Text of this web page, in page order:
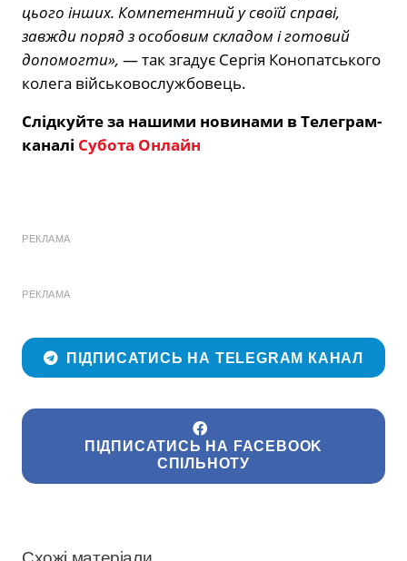
цього інших. Компетентний у своїй справі,
завжди поряд з особовим складом і готовий
допомогти», — так згадує Сергія Конопатського
колега військовослужбовець.
Слідкуйте за нашими новинами в Телеграм-
каналі Субота Онлайн
РЕКЛАМА
РЕКЛАМА
ПІДПИСАТИСЬ НА TELEGRAM КАНАЛ
ПІДПИСАТИСЬ НА FACEBOOK
СПІЛЬНОТУ